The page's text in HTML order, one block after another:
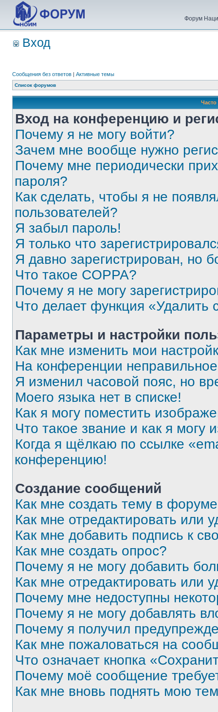
Форум
Вход
Сообщения без ответов | Активные темы
Список форумов
Вход на конференцию и
Почему я не могу войти?
Зачем мне вообще нужно
Почему мне периодически
пароля?
Как сделать, чтобы я не
пользователей?
Я забыл пароль!
Я только что
Я давно зарегистрирован, но
Что такое COPPA?
Почему я не могу
Что делает функция «Удалить
Параметры и настройки
Как мне изменить мои
На конференции
Я изменил часовой пояс, но
Моего языка нет в списке!
Как я могу поместить
Что такое звание и как я могу
Когда я щёлкаю по ссылке
конференцию!
Создание сообщений
Как мне создать тему в
Как мне отредактировать или
Как мне добавить подпись к
Как мне создать опрос?
Почему я не могу добавить
Как мне отредактировать или
Почему мне недоступны
Почему я не могу добавлять
Почему я получил
Как мне пожаловаться на
Что означает кнопка
Почему моё сообщение
Как мне вновь поднять мою